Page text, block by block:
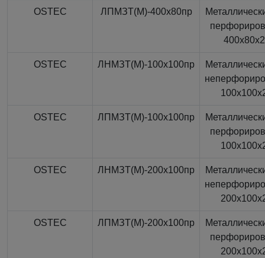
OSTEC ЛПМЗТ(М)-400x80пр
OSTEC ЛНМЗТ(М)-100x100пр
OSTEC ЛПМЗТ(М)-100x100пр
OSTEC ЛНМЗТ(М)-200x100пр
OSTEC ЛПМЗТ(М)-200x100пр